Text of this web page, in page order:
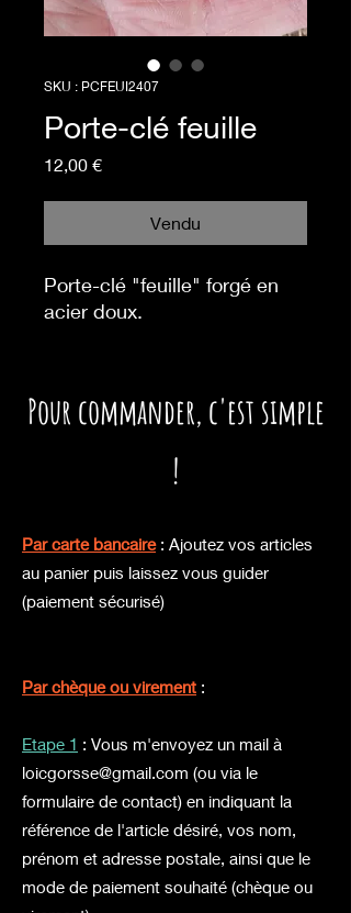
SKU : PCFEUI2407
Porte-clé feuille
12,00 €Prix
Vendu
Porte-clé "feuille" forgé en
acier doux.
Pour commander, c'est simple
!
Par carte bancaire: Ajoutez vos articles
au panier puis laissez vous guider
(paiement sécurisé)
Par chèque ou virement :
Etape 1 : Vous m'envoyez un mail à
loicgorsse@gmail.com (ou via le
formulaire de contact) en indiquant la
référence de l'article désiré, vos nom,
prénom et adresse postale, ainsi que le
mode de paiement souhaité (chèque ou